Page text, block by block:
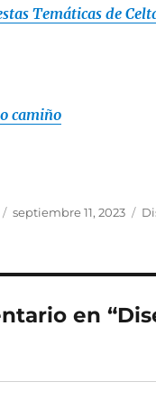
Temáticas de
camiño
Publicado
septiembre 11, 2023
en